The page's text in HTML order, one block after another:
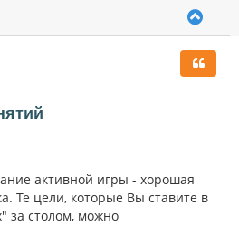
у
ч
активной игры - хорошая
Те цели, которые Вы ставите в
за столом, можно